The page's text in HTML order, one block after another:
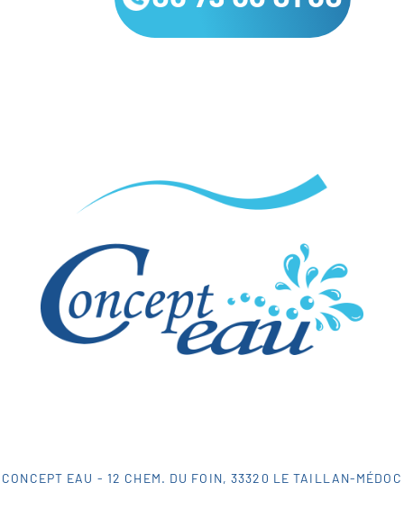
CONCEPT EAU - 12 CHEM. DU FOIN, 33320 LE TAILLAN-MÉDOC